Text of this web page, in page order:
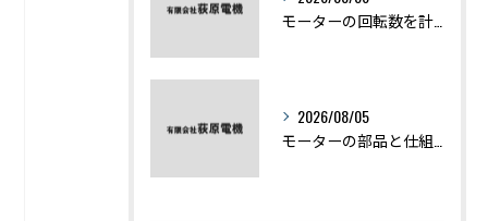
2026/08/05